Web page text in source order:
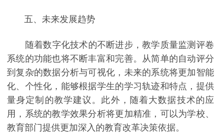
五、未来发展趋势
随着数字化技术的不断进步，教学质量监测评卷
系统的功能也将不断丰富和完善。从简单的自动评分
到复杂的数据分析与可视化，未来的系统将更加智能
化、个性化，能够根据学生的学习轨迹和特点，提供
量身定制的教学建议。此外，随着大数据技术的应
用，系统的教学效果分析将更加精准，可以为学校、
教育部门提供更加深入的教育改革决策依据。